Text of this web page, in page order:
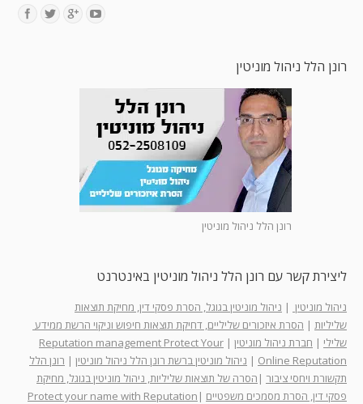
רונן הלל ניהול מוניטין
רונן הלל ניהול מוניטין
ליצירת קשר עם רונן הלל ניהול מוניטין באינטרנט
ניהול מוניטין | ניהול מוניטין בגוגל, הסרת פסקי דין, מחיקת תוצאות
שליליות | הסרת איזכורים שליליים, דחיקת תוצאות חיפוש וניקוי הרשת ממידע
שלילי | חברת ניהול מוניטין |
Reputation management Protect Your
Online Reputation
| ניהול מוניטין ברשת רונן הלל ניהול מוניטין | רונן הלל
תקשורת ויחסי ציבור | הסרה של תוצאות שליליות, ניהול מוניטין בגוגל, מחיקת
פסקי דין, הסרת מסמכים משפטיים |
Protect your name with Reputation